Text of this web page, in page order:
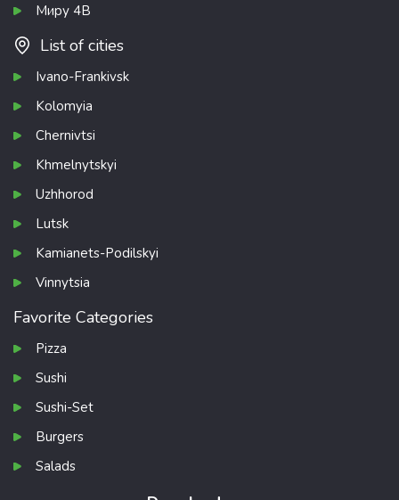
Миру 4В
List of cities
Ivano-Frankivsk
Kolomyia
Chernivtsi
Khmelnytskyi
Uzhhorod
Lutsk
Kamianets-Podilskyi
Vinnytsia
Favorite Categories
Pizza
Sushi
Sushi-Set
Burgers
Salads